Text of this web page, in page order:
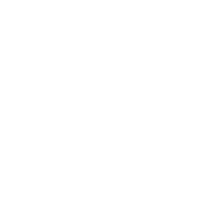
strona